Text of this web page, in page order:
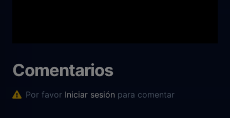
Comentarios
Por favor Iniciar sesión para comentar